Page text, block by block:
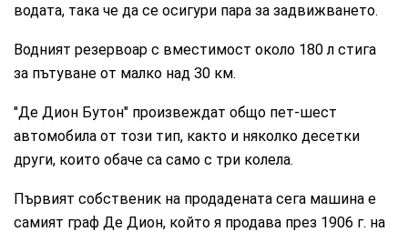
водата, така че да се осигури пара за задвижването.
Водният резервоар с вместимост около 180 л стига
за пътуване от малко над 30 км.
"Де Дион Бутон" произвеждат общо пет-шест
автомобила от този тип, както и няколко десетки
други, които обаче са само с три колела.
Първият собственик на продадената сега машина е
самият граф Де Дион, който я продава през 1906 г. на